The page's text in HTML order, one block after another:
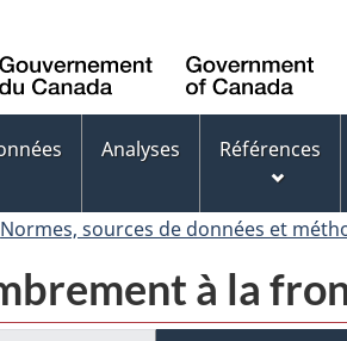
Analyses Références
Normes, sources de données et
à la